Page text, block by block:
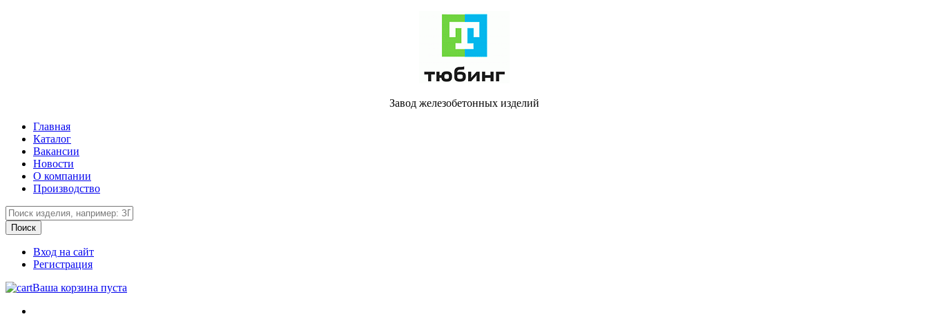
Завод железобетонных изделий
Главная
Каталог
Вакансии
Новости
О компании
Производство
Вход на сайт
Регистрация
Ваша корзина пуста